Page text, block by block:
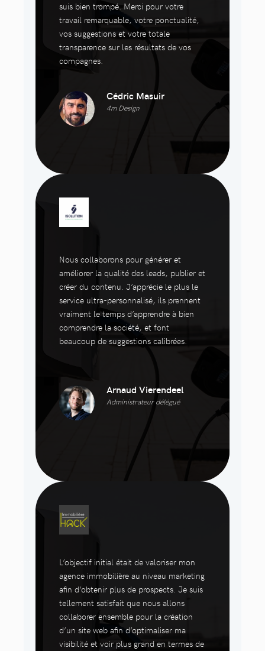
suis bien trompé. Merci pour votre
travail remarquable, votre ponctualité,
vos suggestions et votre totale
transparence sur les résultats de vos
compagnes.
Cédric Masuir
4m Design
Nous collaborons pour générer et
améliorer la qualité des leads, publier et
créer du contenu. J’apprécie le plus le
service ultra-personnalisé, ils prennent
vraiment le temps d’apprendre à bien
comprendre la société, et font
beaucoup de suggestions calibrées.
Arnaud Vierendeel
Administrateur délégué
L’objectif initial était de valoriser mon
agence immobilière au niveau marketing
afin d’obtenir plus de prospects. Je suis
tellement satisfait que nous allons
collaborer ensemble pour la création
d’un site web afin d’optimaliser ma
visibilité et voir plus grand en termes de